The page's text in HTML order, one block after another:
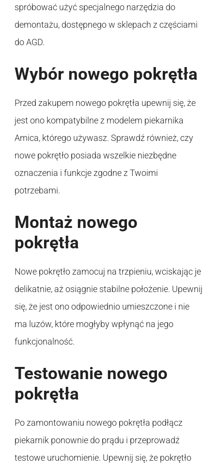
spróbować użyć specjalnego narzędzia do
demontażu, dostępnego w sklepach z częściami
do AGD.
Wybór nowego pokrętła
Przed zakupem nowego pokrętła upewnij się, że
jest ono kompatybilne z modelem piekarnika
Amica, którego używasz. Sprawdź również, czy
nowe pokrętło posiada wszelkie niezbędne
oznaczenia i funkcje zgodne z Twoimi
potrzebami.
Montaż nowego
pokrętła
Nowe pokrętło zamocuj na trzpieniu, wciskając je
delikatnie, aż osiągnie stabilne położenie. Upewnij
się, że jest ono odpowiednio umieszczone i nie
ma luzów, które mogłyby wpłynąć na jego
funkcjonalność.
Testowanie nowego
pokrętła
Po zamontowaniu nowego pokrętła podłącz
piekarnik ponownie do prądu i przeprowadź
testowe uruchomienie. Upewnij się, że pokrętło